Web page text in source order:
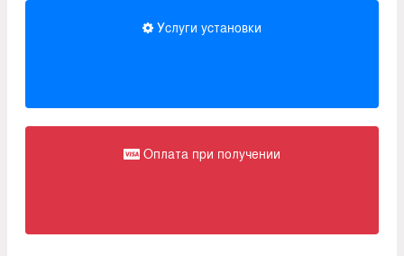
Услуги установки
Оплата при получении